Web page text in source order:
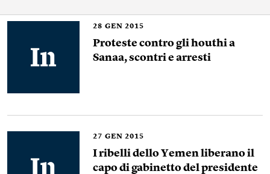
28 GEN 2015
Proteste contro gli houthi a
Sanaa, scontri e arresti
27 GEN 2015
I ribelli dello Yemen liberano il
capo di gabinetto del presidente